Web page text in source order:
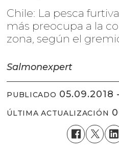
Chile: La pesca
más preocupa a la
zona, según el
Salmonexpert
PUBLICADO 05.09.2018
ÚLTIMA ACTUALIZACIÓN